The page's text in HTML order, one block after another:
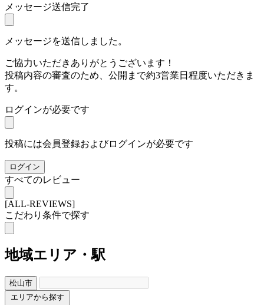
メッセージ送信完了
メッセージを送信しました。
ご協力いただきありがとうございます！
投稿内容の審査のため、公開まで約3営業日程度いただきま
す。
ログインが必要です
投稿には会員登録およびログインが必要です
ログイン
すべてのレビュー
[ALL-REVIEWS]
こだわり条件で探す
地域エリア・駅
松山市
エリアから探す